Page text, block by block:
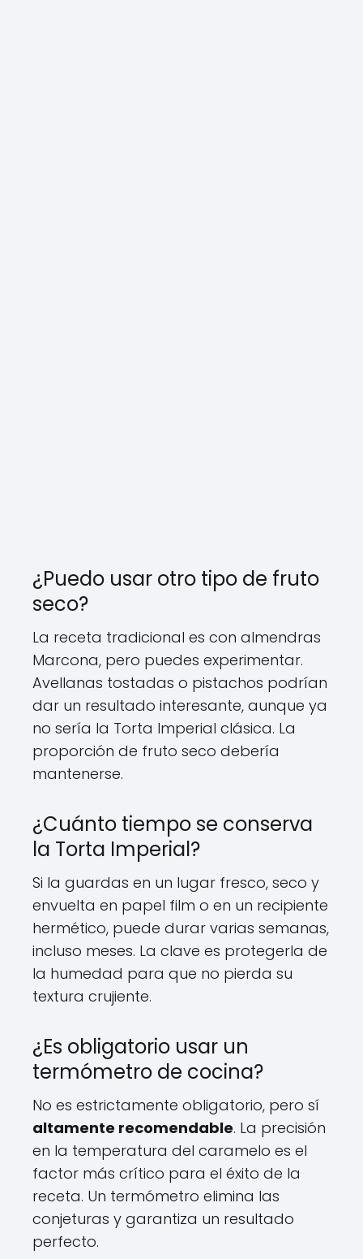
¿Puedo usar otro tipo de fruto
seco?
La receta tradicional es con almendras
Marcona, pero puedes experimentar.
Avellanas tostadas o pistachos podrían
dar un resultado interesante, aunque ya
no sería la Torta Imperial clásica. La
proporción de fruto seco debería
mantenerse.
¿Cuánto tiempo se conserva
la Torta Imperial?
Si la guardas en un lugar fresco, seco y
envuelta en papel film o en un recipiente
hermético, puede durar varias semanas,
incluso meses. La clave es protegerla de
la humedad para que no pierda su
textura crujiente.
¿Es obligatorio usar un
termómetro de cocina?
No es estrictamente obligatorio, pero sí
altamente recomendable. La precisión
en la temperatura del caramelo es el
factor más crítico para el éxito de la
receta. Un termómetro elimina las
conjeturas y garantiza un resultado
perfecto.